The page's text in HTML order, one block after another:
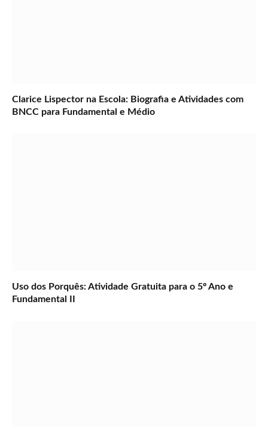
Clarice Lispector na Escola: Biografia e Atividades com
BNCC para Fundamental e Médio
Uso dos Porquês: Atividade Gratuita para o 5º Ano e
Fundamental II